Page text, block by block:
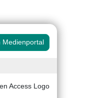
Medienportal